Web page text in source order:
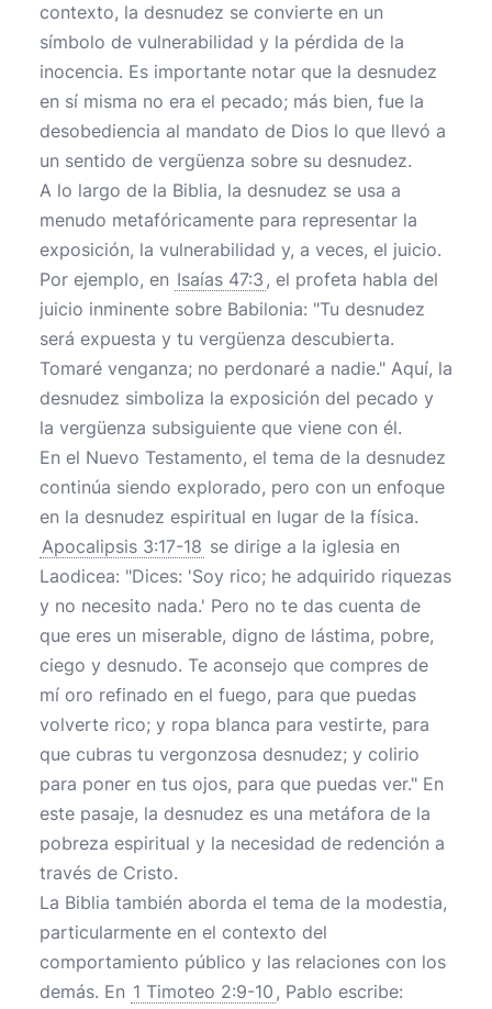
contexto, la desnudez se convierte en un
símbolo de vulnerabilidad y la pérdida de la
inocencia. Es importante notar que la desnudez
en sí misma no era el pecado; más bien, fue la
desobediencia al mandato de Dios lo que llevó a
un sentido de vergüenza sobre su desnudez.
A lo largo de la Biblia, la desnudez se usa a
menudo metafóricamente para representar la
exposición, la vulnerabilidad y, a veces, el juicio.
Por ejemplo, en Isaías 47:3 , el profeta habla del
juicio inminente sobre Babilonia: "Tu desnudez
será expuesta y tu vergüenza descubierta.
Tomaré venganza; no perdonaré a nadie." Aquí, la
desnudez simboliza la exposición del pecado y
la vergüenza subsiguiente que viene con él.
En el Nuevo Testamento, el tema de la desnudez
continúa siendo explorado, pero con un enfoque
en la desnudez espiritual en lugar de la física.
Apocalipsis 3:17-18 se dirige a la iglesia en
Laodicea: "Dices: 'Soy rico; he adquirido riquezas
y no necesito nada.' Pero no te das cuenta de
que eres un miserable, digno de lástima, pobre,
ciego y desnudo. Te aconsejo que compres de
mí oro refinado en el fuego, para que puedas
volverte rico; y ropa blanca para vestirte, para
que cubras tu vergonzosa desnudez; y colirio
para poner en tus ojos, para que puedas ver." En
este pasaje, la desnudez es una metáfora de la
pobreza espiritual y la necesidad de redención a
través de Cristo.
La Biblia también aborda el tema de la modestia,
particularmente en el contexto del
comportamiento público y las relaciones con los
demás. En 1 Timoteo 2:9-10 , Pablo escribe: